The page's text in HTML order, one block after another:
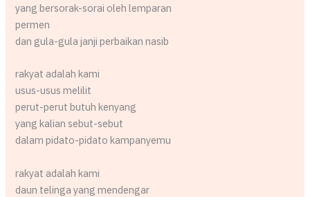
yang bersorak-sorai oleh lemparan
permen
dan gula-gula janji perbaikan nasib
rakyat adalah kami
usus-usus melilit
perut-perut butuh kenyang
yang kalian sebut-sebut
dalam pidato-pidato kampanyemu
rakyat adalah kami
daun telinga yang mendengar